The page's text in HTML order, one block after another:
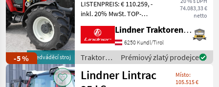
-5 % předváděcí stroj
74.083,33 €
netto
LISTENPREIS: € 110.259, -
inkl. 20% MwSt. TOP-
Kipperleitungen + 1
Rücklauf (inkl.
Staubschutz),
Anhängerbremsventil 2-
Leiter, Frontladerkonsole
TOP B
Lindner Traktorenwerk GesmbH
6250 Kundl/Tirol
Traktory /
Lindner
Prémiový zlatý prodejce
Lindner Lintrac
Místo:
105.515 €